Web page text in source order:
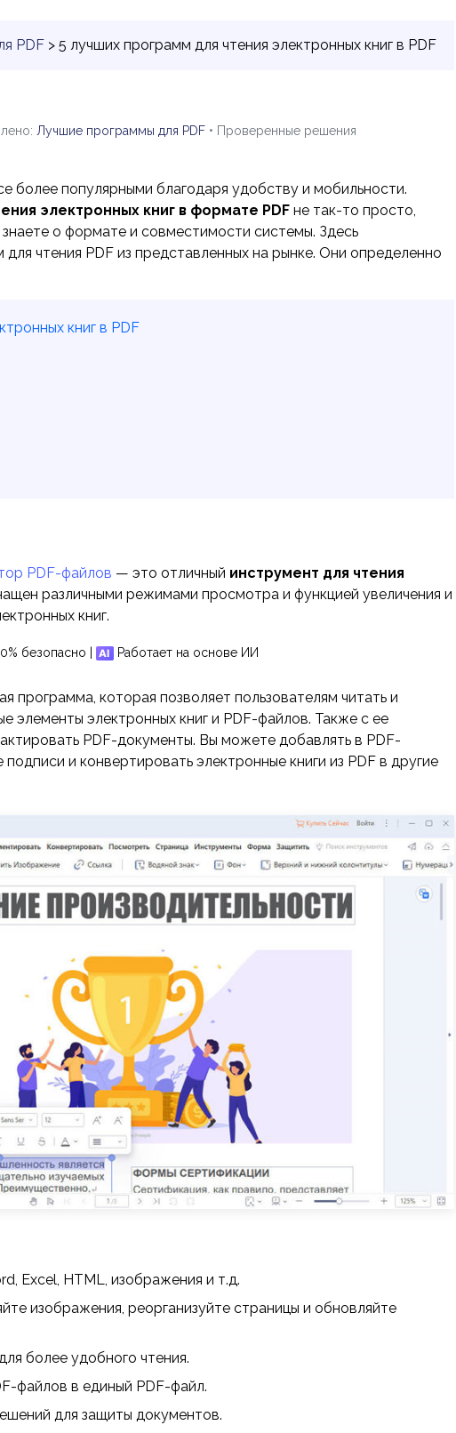
PDF > 5 лучших программ для чтения электронных книг в PDF
Лучшие программы для PDF • Проверенные решения
более популярными благодаря удобству и мобильности.
электронных книг в формате PDF не так-то просто,
о формате и совместимости системы. Здесь
чтения PDF из представленных на рынке. Они определенно
книг в PDF
PDF-файлов — это отличный инструмент для чтения
различными режимами просмотра и функцией увеличения и
книг.
безопасно | Работает на основе ИИ
программа, которая позволяет пользователям читать и
элементы электронных книг и PDF-файлов. Также с ее
PDF-документы. Вы можете добавлять в PDF-
и конвертировать электронные книги из PDF в другие
Excel, HTML, изображения и т.д.
изображения, реорганизуйте страницы и обновляйте
более удобного чтения.
файлов в единый PDF-файл.
для защиты документов.